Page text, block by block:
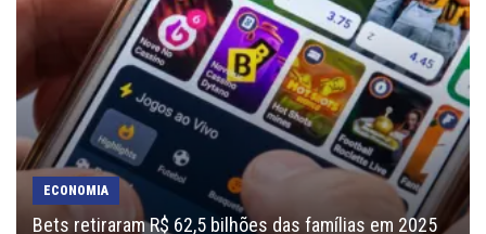
ECONOMIA
Bets retiraram R$ 62,5 bilhões das famílias em 2025